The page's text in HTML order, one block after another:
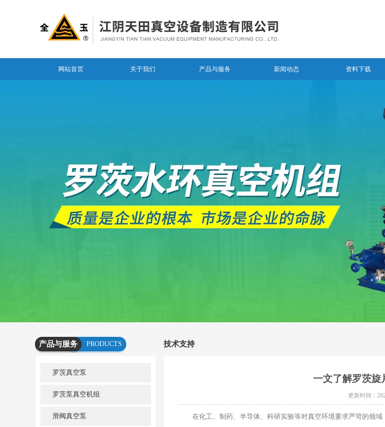
网站首页 关于我们 产品与服务 新闻动态 资料下载
产品与服务
PRODUCTS
罗茨真空泵
罗茨泵真空机组
滑阀真空泵
技术支持
一文了解罗茨旋
更新时间：
在化工、制药、半导体、科研实验等对真空环境要求严苛的领域